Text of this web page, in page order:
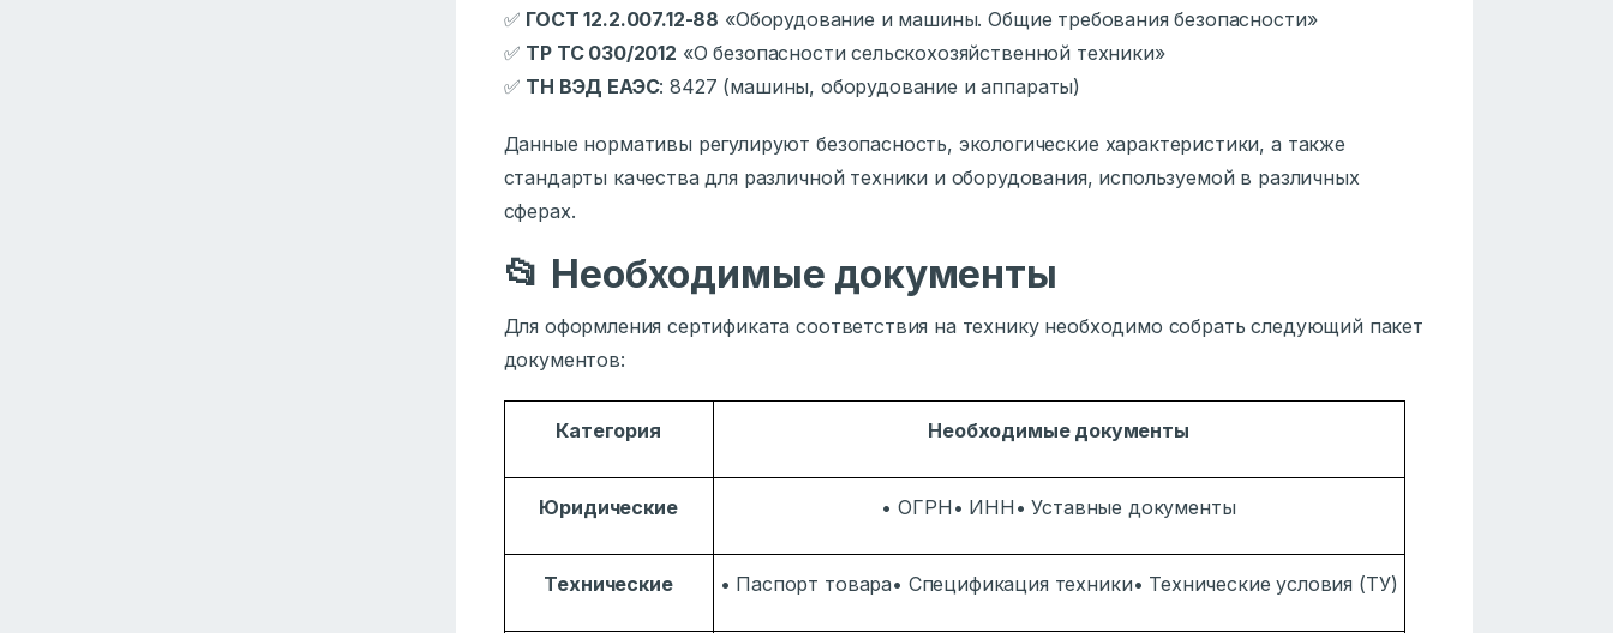
✅ ГОСТ 12.2.007.12-88 «Оборудование и машины. Общие требования безопасности»
✅ ТР ТС 030/2012 «О безопасности сельскохозяйственной техники»
✅ ТН ВЭД ЕАЭС: 8427 (машины, оборудование и аппараты)
Данные нормативы регулируют безопасность, экологические характеристики, а также
стандарты качества для различной техники и оборудования, используемой в различных
сферах.
📂 Необходимые документы
Для оформления сертификата соответствия на технику необходимо собрать следующий пакет
документов:
Категория Необходимые документы
Юридические • ОГРН• ИНН• Уставные документы
Технические • Паспорт товара• Спецификация техники• Технические условия (ТУ)